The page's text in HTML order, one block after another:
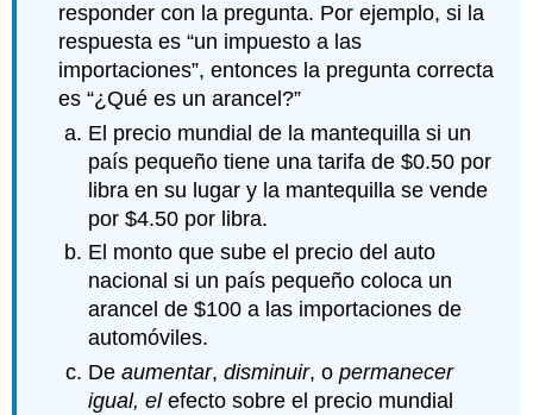
responder con la pregunta. Por ejemplo, si la
respuesta es “un impuesto a las
importaciones”, entonces la pregunta correcta
es “¿Qué es un arancel?”
El precio mundial de la mantequilla si un
país pequeño tiene una tarifa de $0.50 por
libra en su lugar y la mantequilla se vende
por $4.50 por libra.
El monto que sube el precio del auto
nacional si un país pequeño coloca un
arancel de $100 a las importaciones de
automóviles.
De aumentar, disminuir, o permanecer
igual, elefecto sobre el precio mundial